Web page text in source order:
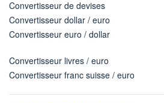
Convertisseur de devises
Convertisseur dollar / euro
Convertisseur euro / dollar
Convertisseur livres / euro
Convertisseur franc suisse / euro